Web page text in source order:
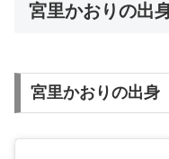
宮里かおりの出
宮里かおりの出身